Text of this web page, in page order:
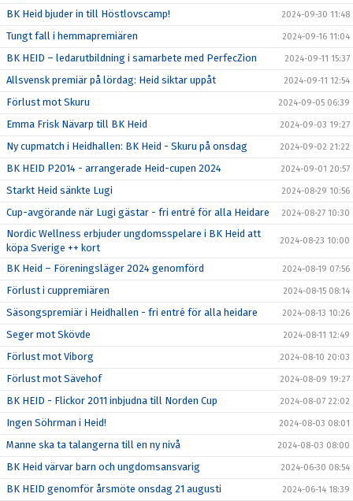
BK Heid bjuder in till Höstlovscamp! 2024-09-30 11:48
Tungt fall i hemmapremiären 2024-09-16 11:04
BK HEID – ledarutbildning i samarbete med PerfecZion 2024-09-11 15:37
Allsvensk premiär på lördag: Heid siktar uppåt 2024-09-11 12:54
Förlust mot Skuru 2024-09-05 06:39
Emma Frisk Nävarp till BK Heid 2024-09-03 19:27
Ny cupmatch i Heidhallen: BK Heid - Skuru på onsdag 2024-09-02 21:22
BK HEID P2014 - arrangerade Heid-cupen 2024 2024-09-01 20:57
Starkt Heid sänkte Lugi 2024-08-29 10:56
Cup-avgörande när Lugi gästar - fri entré för alla Heidare 2024-08-27 10:30
Nordic Wellness erbjuder ungdomsspelare i BK Heid att
köpa Sverige ++ kort
2024-08-23 10:00
BK Heid – Föreningsläger 2024 genomförd 2024-08-19 07:56
Förlust i cuppremiären 2024-08-15 08:14
Säsongspremiär i Heidhallen - fri entré för alla heidare 2024-08-13 10:26
Seger mot Skövde 2024-08-11 12:49
Förlust mot Viborg 2024-08-10 20:03
Förlust mot Sävehof 2024-08-09 19:27
BK HEID - Flickor 2011 inbjudna till Norden Cup 2024-08-07 22:02
Ingen Söhrman i Heid! 2024-08-03 08:01
Manne ska ta talangerna till en ny nivå 2024-08-03 08:00
BK Heid värvar barn och ungdomsansvarig 2024-06-30 08:54
BK HEID genomför årsmöte onsdag 21 augusti 2024-06-14 18:39